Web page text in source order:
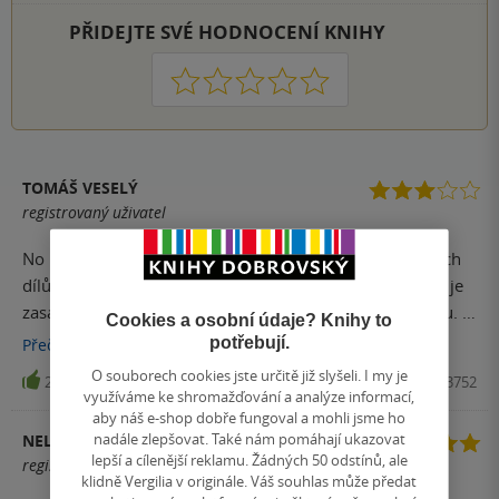
PŘIDEJTE SVÉ HODNOCENÍ KNIHY
1 2 3 4 5
TOMÁŠ VESELÝ
registrovaný uživatel
No lehčí průměr, který se skoro dotáhl na klasiku prvních
dílů. Ale není to úplně ideální. Ale co je naprosto skvělé je
zasazení a dlouho opomíjená frakce světa Warhammeru. Jo
Set ztrestá své protivníky právem!:)
Přečíst
2 Kniha, Polaris, 2017, 9788073323752
NELA DELONGOVÁ
registrovaný uživatel
Cookies a osobní údaje? Knihy to
potřebují.
O souborech cookies jste určitě již slyšeli. I my je
využíváme ke shromažďování a analýze informací,
aby náš e-shop dobře fungoval a mohli jsme ho
nadále zlepšovat. Také nám pomáhají ukazovat
lepší a cílenější reklamu. Žádných 50 odstínů, ale
klidně Vergilia v originále. Váš souhlas může předat